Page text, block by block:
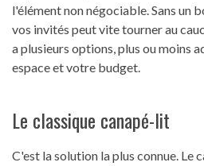
l'élément non négociable. Sans un
vos invités peut vite tourner au
a plusieurs options, plus ou moins
espace et votre budget.
Le classique canapé-lit
C'est la solution la plus connue. Le